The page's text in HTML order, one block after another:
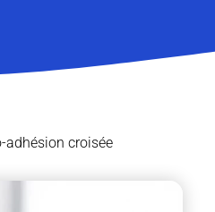
adhésion croisée